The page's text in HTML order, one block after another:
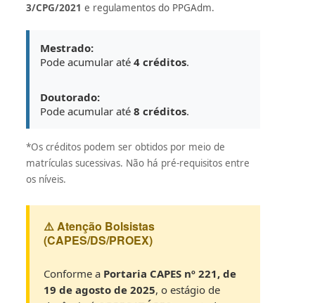
3/CPG/2021 e regulamentos do PPGAdm.
Mestrado:
Pode acumular até4 créditos.
Doutorado:
Pode acumular até8 créditos.
*Os créditos podem ser obtidos por meio de
matrículas sucessivas. Não há pré-requisitos entre
os níveis.
⚠️ Atenção Bolsistas
(CAPES/DS/PROEX)
Conforme a Portaria CAPES nº 221, de
19 de agosto de 2025, o estágio de